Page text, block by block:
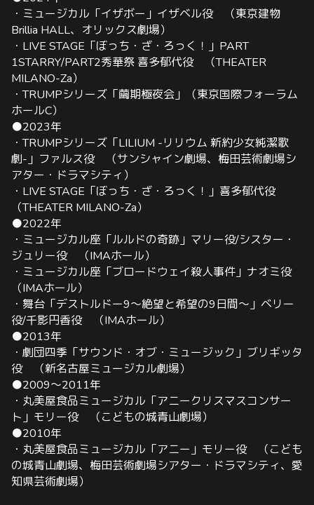
・ミュージカル「イザボー」イザベル役 （東京建物
Brillia HALL、オリックス劇場）
・LIVE STAGE「ぼっち・ざ・ろっく！」PART
1STARRY/PART2秀華祭 喜多郁代役 （THEATER
MILANO-Za）
・TRUMPシリーズ「繭期極夜会」（東京国際フォーラム
ホールC）
●2023年
・TRUMPシリーズ「LILIUM -リリウム 新約少女純潔歌
劇-」ファルス役 （サンシャイン劇場、梅田芸術劇場シ
アター・ドラマシティ）
・LIVE STAGE「ぼっち・ざ・ろっく！」喜多郁代役
（THEATER MILANO-Za）
●2022年
・ミュージカル座「ルルドの奇跡」マリー役/シスター・
ジュリー役 （IMAホール）
・ミュージカル座「ブロードウェイ殺人事件」ナオミ役
（IMAホール）
・舞台「デストルドー9〜絶望と希望の9日間〜」ベリー
役/千影円香役 （IMAホール）
●2013年
・劇団四季「サウンド・オブ・ミュージック」ブリギッタ
役 （新名古屋ミュージカル劇場）
●2009〜2011年
・丸美屋食品ミュージカル「アニークリスマスコンサー
ト」モリー役 （こどもの城青山劇場）
●2010年
・丸美屋食品ミュージカル「アニー」モリー役 （こども
の城青山劇場、梅田芸術劇場シアター・ドラマシティ、愛
知県芸術劇場）